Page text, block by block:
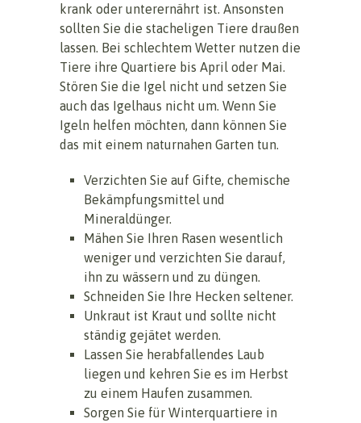
krank oder unterernährt ist. Ansonsten
sollten Sie die stacheligen Tiere draußen
lassen. Bei schlechtem Wetter nutzen die
Tiere ihre Quartiere bis April oder Mai.
Stören Sie die Igel nicht und setzen Sie
auch das Igelhaus nicht um. Wenn Sie
Igeln helfen möchten, dann können Sie
das mit einem naturnahen Garten tun.
Verzichten Sie auf Gifte, chemische
Bekämpfungsmittel und
Mineraldünger.
Mähen Sie Ihren Rasen wesentlich
weniger und verzichten Sie darauf,
ihn zu wässern und zu düngen.
Schneiden Sie Ihre Hecken seltener.
Unkraut ist Kraut und sollte nicht
ständig gejätet werden.
Lassen Sie herabfallendes Laub
liegen und kehren Sie es im Herbst
zu einem Haufen zusammen.
Sorgen Sie für Winterquartiere in